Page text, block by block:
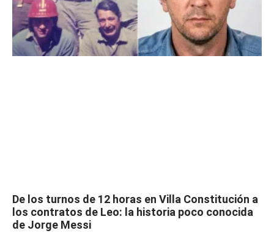
De los turnos de 12 horas en Villa Constitución a
los contratos de Leo: la historia poco conocida
de Jorge Messi